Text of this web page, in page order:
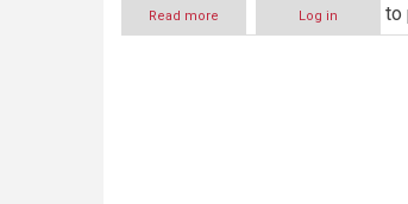
Read more
Klespolitiet
Log in to